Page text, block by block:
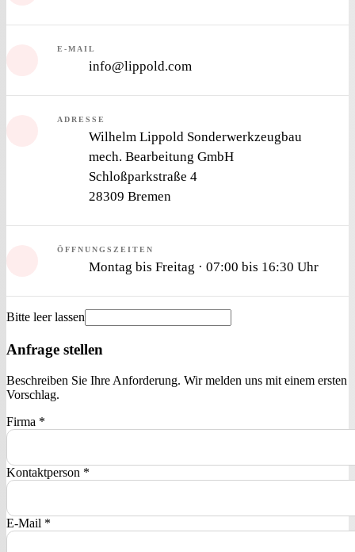
E-MAIL
info@lippold.com
ADRESSE
Wilhelm Lippold Sonderwerkzeugbau
mech. Bearbeitung GmbH
Schloßparkstraße 4
28309 Bremen
ÖFFNUNGSZEITEN
Montag bis Freitag · 07:00 bis 16:30 Uhr
Bitte leer lassen
Anfrage stellen
Beschreiben Sie Ihre Anforderung. Wir melden uns mit einem ersten
Vorschlag.
Firma *
Kontaktperson *
E-Mail *